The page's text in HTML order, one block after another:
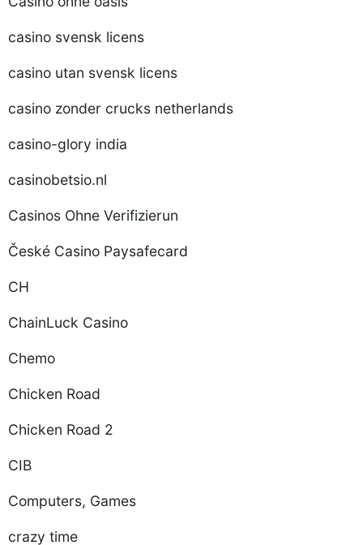
casino svensk licens
casino utan svensk licens
casino zonder crucks netherlands
casino-glory india
casinobetsio.nl
Casinos Ohne Verifizierun
České Casino Paysafecard
CH
ChainLuck Casino
Chemo
Chicken Road
Chicken Road 2
CIB
Computers, Games
crazy time